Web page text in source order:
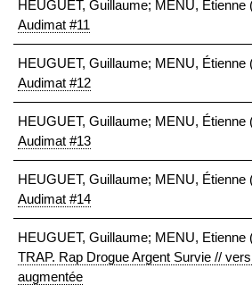
HEUGUET, Guillaume; MENU, Étienne
Audimat #11
HEUGUET, Guillaume; MENU, Étienne
Audimat #12
HEUGUET, Guillaume; MENU, Étienne
Audimat #13
HEUGUET, Guillaume; MENU, Étienne
Audimat #14
HEUGUET, Guillaume; MENU, Etienne
TRAP. Rap Drogue Argent Survie //
augmentée